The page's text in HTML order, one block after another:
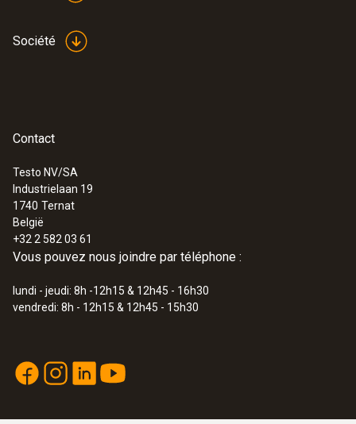
Société
Contact
Testo NV/SA
Industrielaan 19
1740 Ternat
België
+32 2 582 03 61
Vous pouvez nous joindre par téléphone :
lundi - jeudi: 8h -12h15 & 12h45 - 16h30
vendredi: 8h - 12h15 & 12h45 - 15h30